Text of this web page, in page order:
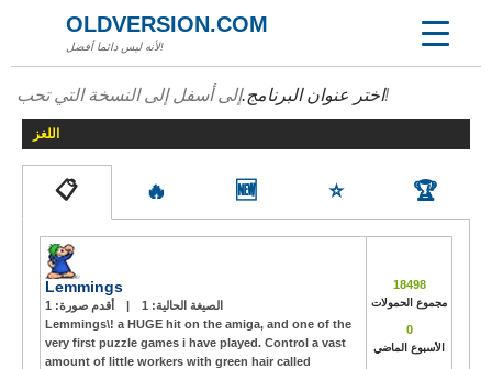
OLDVERSION.COM
لأنه ليس دائما أفضل!
اختر عنوان البرنامج.إلى أسفل إلى النسخة التي تحب!
اللغز
📋 🔥 🆕 ⭐ 🏆
Lemmings
الصيغة الحالية: 1
| أقدم صورة: 1
Lemmings\! a HUGE hit on the amiga, and one of the
very first puzzle games i have played. Control a vast
amount of little workers with green hair called
18498
مجموع الحمولات
0
الأسبوع الماضي